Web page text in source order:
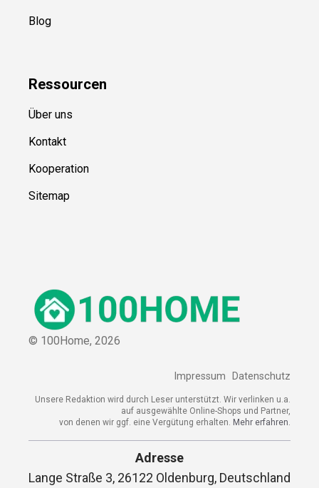
Blog
Ressourcen
Über uns
Kontakt
Kooperation
Sitemap
© 100Home, 2026
Impressum Datenschutz
Unsere Redaktion wird durch Leser unterstützt. Wir verlinken u.a.
auf ausgewählte Online-Shops und Partner,
von denen wir ggf. eine Vergütung erhalten. Mehr erfahren.
Adresse
Lange Straße 3, 26122 Oldenburg, Deutschland